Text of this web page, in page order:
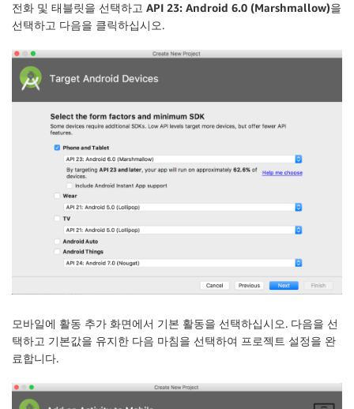
전화 및 태블릿을 선택하고 API 23: Android 6.0 (Marshmallow)을
선택하고 다음을 클릭하십시오.
모바일에 활동 추가 화면에서 기본 활동을 선택하십시오. 다음을 선
택하고 기본값을 유지한 다음 마침을 선택하여 프로젝트 설정을 완
료합니다.